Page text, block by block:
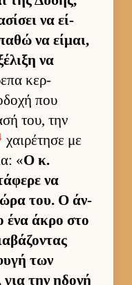
να εί­
να εί­μαι,
να
κερ­
που
του, την
χαι­ρέτησε με
«Ο κ.
να
του. Ο άν­
ένα άκρο στο
των
την ηδονή